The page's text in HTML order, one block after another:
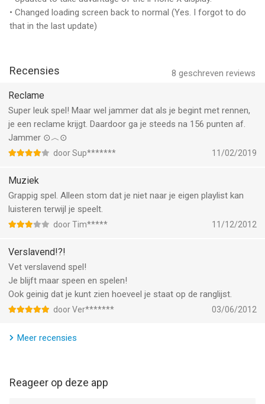
• Changed loading screen back to normal (Yes. I forgot to do
that in the last update)
8 geschreven reviews
Recensies
Reclame
Super leuk spel! Maar wel jammer dat als je begint met rennen,
je een reclame krijgt. Daardoor ga je steeds na 156 punten af.
Jammer ⊙︿⊙
door Sup******* 11/02/2019
Muziek
Grappig spel. Alleen stom dat je niet naar je eigen playlist kan
luisteren terwijl je speelt.
door Tim***** 11/12/2012
Verslavend!?!
Vet verslavend spel!
Je blijft maar speen en spelen!
Ook geinig dat je kunt zien hoeveel je staat op de ranglijst.
door Ver******* 03/06/2012
Meer recensies
Reageer op deze app